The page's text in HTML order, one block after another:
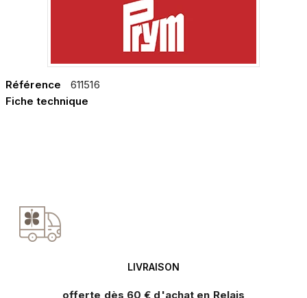
Référence
611516
Fiche technique
LIVRAISON
offerte dès 60 € d'achat en Relais